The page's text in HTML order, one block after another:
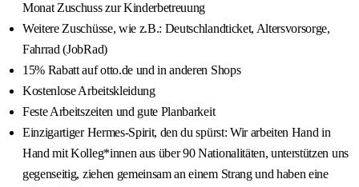
Monat Zuschuss zur Kinderbetreuung
Weitere Zuschüsse, wie z.B.: Deutschlandticket, Altersvorsorge,
Fahrrad (JobRad)
15% Rabatt auf otto.de und in anderen Shops
Kostenlose Arbeitskleidung
Feste Arbeitszeiten und gute Planbarkeit
Einzigartiger Hermes-Spirit, den du spürst: Wir arbeiten Hand in
Hand mit Kolleg*innen aus über 90 Nationalitäten, unterstützen uns
gegenseitig, ziehen gemeinsam an einem Strang und haben eine